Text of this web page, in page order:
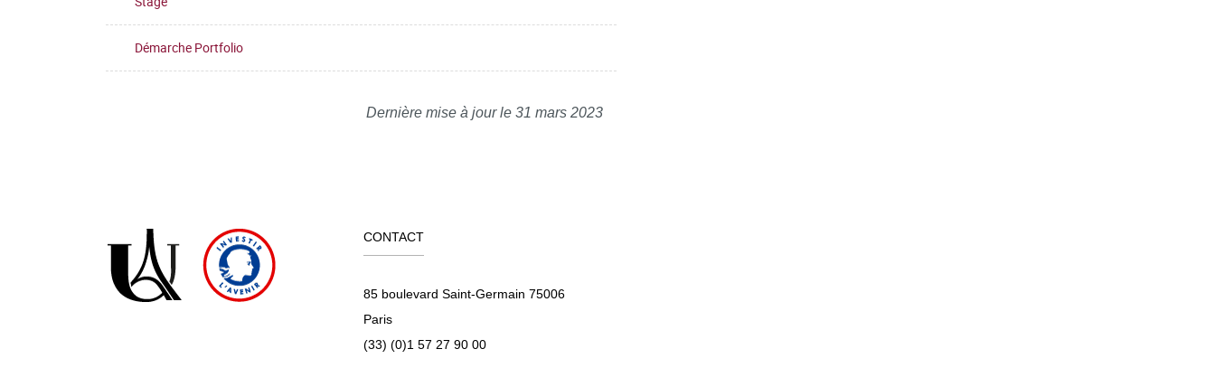
Démarche Portfolio
Dernière mise à jour le 31 mars 2023
CONTACT
85 boulevard Saint-Germain 75006
Paris
(33) (0)1 57 27 90 00